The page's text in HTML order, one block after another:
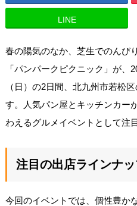
LINE
春の陽気のなか、芝生でのんび
「パンパークピクニック」が、
（日）の2日間、北九州市若松
す。人気パン屋とキッチンカー
わえるグルメイベントとして注
注目の出店ラインナ
今回のイベントでは、個性豊か